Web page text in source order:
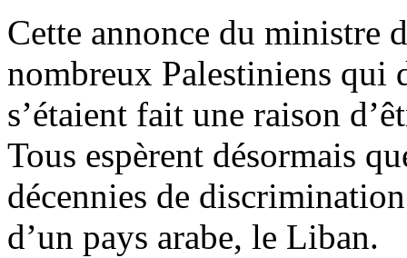
Cette annonce du ministre
nombreux Palestiniens qui
s’étaient fait une raison
Tous espèrent désormais
décennies de
d’un pays arabe, le Liban.